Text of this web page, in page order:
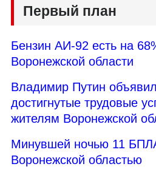
Первый план
Бензин АИ-92 есть на
Воронежской области
Владимир Путин
достигнутые трудовые
жителям Воронежской
Минувшей ночью 11
Воронежской областью